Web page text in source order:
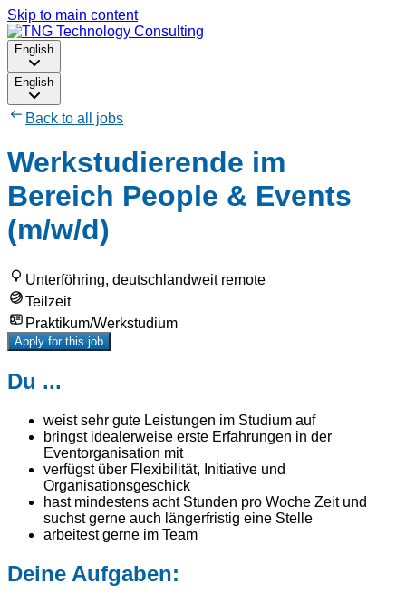
Skip to main content
English
English
Back to all jobs
Werkstudierende im
Bereich People & Events
(m/w/d)
Unterföhring, deutschlandweit remote
Teilzeit
Praktikum/Werkstudium
Apply for this job
Du ...
weist sehr gute Leistungen im Studium auf
bringst idealerweise erste Erfahrungen in der
Eventorganisation mit
verfügst über Flexibilität, Initiative und
Organisationsgeschick
hast mindestens acht Stunden pro Woche Zeit und
suchst gerne auch längerfristig eine Stelle
arbeitest gerne im Team
Deine Aufgaben: